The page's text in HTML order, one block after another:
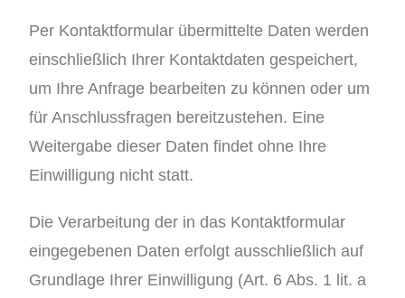
Per Kontaktformular übermittelte Daten werden
einschließlich Ihrer Kontaktdaten gespeichert,
um Ihre Anfrage bearbeiten zu können oder um
für Anschlussfragen bereitzustehen. Eine
Weitergabe dieser Daten findet ohne Ihre
Einwilligung nicht statt.
Die Verarbeitung der in das Kontaktformular
eingegebenen Daten erfolgt ausschließlich auf
Grundlage Ihrer Einwilligung (Art. 6 Abs. 1 lit. a